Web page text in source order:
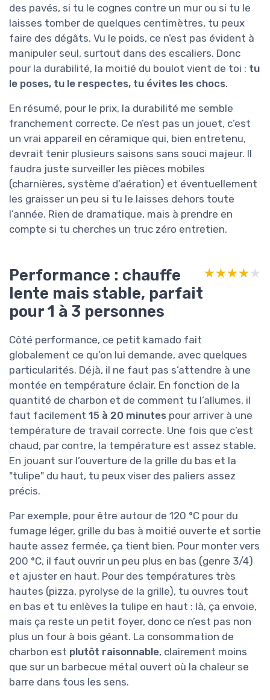
des pavés, si tu le cognes contre un mur ou si tu le
laisses tomber de quelques centimètres, tu peux
faire des dégâts. Vu le poids, ce n’est pas évident à
manipuler seul, surtout dans des escaliers. Donc
pour la durabilité, la moitié du boulot vient de toi : tu
le poses, tu le respectes, tu évites les chocs.
En résumé, pour le prix, la durabilité me semble
franchement correcte. Ce n’est pas un jouet, c’est
un vrai appareil en céramique qui, bien entretenu,
devrait tenir plusieurs saisons sans souci majeur. Il
faudra juste surveiller les pièces mobiles
(charnières, système d’aération) et éventuellement
les graisser un peu si tu le laisses dehors toute
l’année. Rien de dramatique, mais à prendre en
compte si tu cherches un truc zéro entretien.
Performance : chauffe
lente mais stable, parfait
pour 1 à 3 personnes
★★★★★
★★★★★
Côté performance, ce petit kamado fait
globalement ce qu’on lui demande, avec quelques
particularités. Déjà, il ne faut pas s’attendre à une
montée en température éclair. En fonction de la
quantité de charbon et de comment tu l’allumes, il
faut facilement 15 à 20 minutes pour arriver à une
température de travail correcte. Une fois que c’est
chaud, par contre, la température est assez stable.
En jouant sur l’ouverture de la grille du bas et la
"tulipe" du haut, tu peux viser des paliers assez
précis.
Par exemple, pour être autour de 120 °C pour du
fumage léger, grille du bas à moitié ouverte et sortie
haute assez fermée, ça tient bien. Pour monter vers
200 °C, il faut ouvrir un peu plus en bas (genre 3/4)
et ajuster en haut. Pour des températures très
hautes (pizza, pyrolyse de la grille), tu ouvres tout
en bas et tu enlèves la tulipe en haut : là, ça envoie,
mais ça reste un petit foyer, donc ce n’est pas non
plus un four à bois géant. La consommation de
charbon est plutôt raisonnable, clairement moins
que sur un barbecue métal ouvert où la chaleur se
barre dans tous les sens.